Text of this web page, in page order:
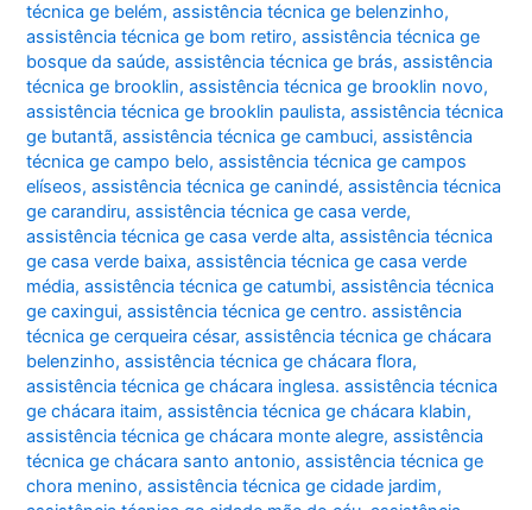
técnica ge belém,assistência técnica ge belenzinho,
assistência técnica ge bom retiro,assistência técnica ge
bosque da saúde,assistência técnica ge brás,assistência
técnica ge brooklin,assistência técnica ge brooklin novo,
assistência técnica ge brooklin paulista,assistência técnica
ge butantã,assistência técnica ge cambuci,assistência
técnica ge campo belo,assistência técnica ge campos
elíseos,assistência técnica ge canindé,assistência técnica
ge carandiru,assistência técnica ge casa verde,
assistência técnica ge casa verde alta,assistência técnica
ge casa verde baixa,assistência técnica ge casa verde
média,assistência técnica ge catumbi,assistência técnica
ge caxingui,assistência técnica ge centro. assistência
técnica ge cerqueira césar,assistência técnica ge chácara
belenzinho,assistência técnica ge chácara flora,
assistência técnica ge chácara inglesa. assistência técnica
ge chácara itaim,assistência técnica ge chácara klabin,
assistência técnica ge chácara monte alegre,assistência
técnica ge chácara santo antonio,assistência técnica ge
chora menino,assistência técnica ge cidade jardim,